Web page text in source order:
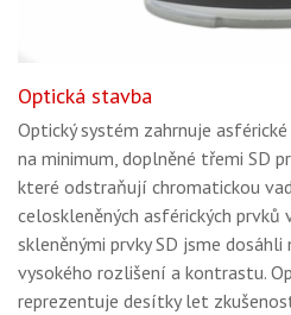
Optická stavba
Optický systém zahrnuje
na minimum, doplněné třemi SD
které odstraňují chromatickou
celoskleněných asférických prvků
skleněnými prvky SD jsme
vysokého rozlišení a kontrastu.
reprezentuje desítky let